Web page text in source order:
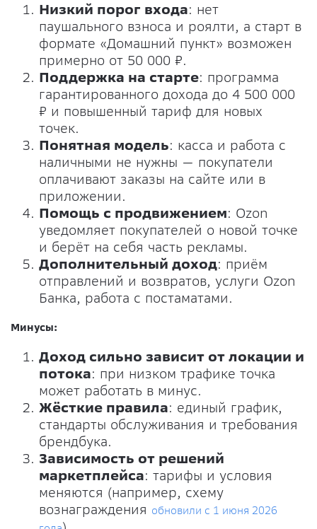
Низкий порог входа: нет
паушального взноса и роялти, а старт в
формате «Домашний пункт» возможен
примерно от 50 000 ₽.
Поддержка на старте: программа
гарантированного дохода до 4 500 000
₽ и повышенный тариф для новых
точек.
Понятная модель: касса и работа с
наличными не нужны — покупатели
оплачивают заказы на сайте или в
приложении.
Помощь с продвижением: Ozon
уведомляет покупателей о новой точке
и берёт на себя часть рекламы.
Дополнительный доход: приём
отправлений и возвратов, услуги Ozon
Банка, работа с постаматами.
Минусы:
Доход сильно зависит от локации и
потока: при низком трафике точка
может работать в минус.
Жёсткие правила: единый график,
стандарты обслуживания и требования
брендбука.
Зависимость от решений
маркетплейса: тарифы и условия
меняются (например, схему
вознаграждения обновили с 1 июня 2026